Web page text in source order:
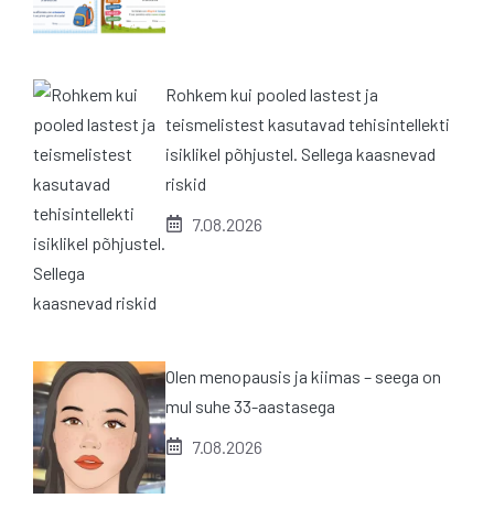
Rohkem kui pooled lastest ja
teismelistest kasutavad tehisintellekti
isiklikel põhjustel. Sellega kaasnevad
riskid
7.08.2026
Olen menopausis ja kiimas – seega on
mul suhe 33-aastasega
7.08.2026